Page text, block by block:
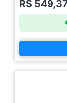
R$ 549,37